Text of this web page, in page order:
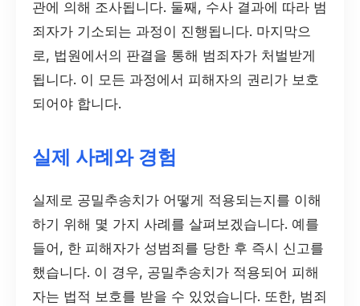
관에 의해 조사됩니다. 둘째, 수사 결과에 따라 범
죄자가 기소되는 과정이 진행됩니다. 마지막으
로, 법원에서의 판결을 통해 범죄자가 처벌받게
됩니다. 이 모든 과정에서 피해자의 권리가 보호
되어야 합니다.
실제 사례와 경험
실제로 공밀추송치가 어떻게 적용되는지를 이해
하기 위해 몇 가지 사례를 살펴보겠습니다. 예를
들어, 한 피해자가 성범죄를 당한 후 즉시 신고를
했습니다. 이 경우, 공밀추송치가 적용되어 피해
자는 법적 보호를 받을 수 있었습니다. 또한, 범죄